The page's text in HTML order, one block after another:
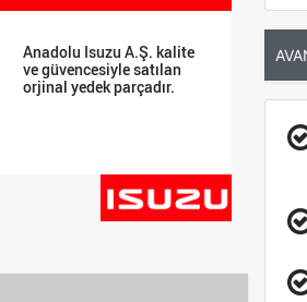
Anadolu Isuzu A.Ş. kalite
ve güvencesiyle satılan
orjinal yedek parçadır.